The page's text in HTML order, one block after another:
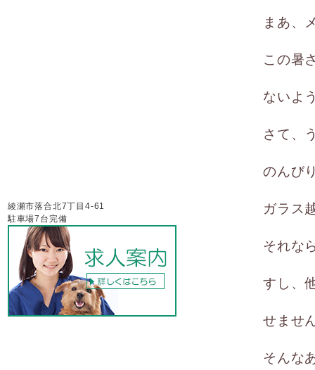
まあ、
この暑
ないよ
さて、
のんび
ガラス
それな
すし、
せませ
そんな
綾瀬市落合北7丁目4-61
駐車場7台完備